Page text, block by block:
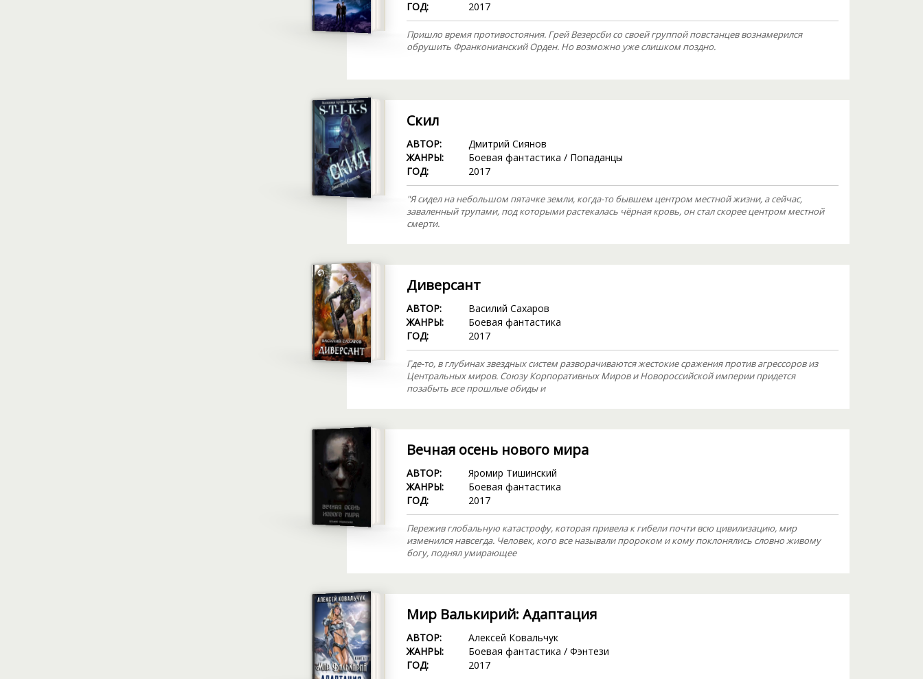
ГОД:
2017
Пришло время противостояния. Грей Везерсби со своей группой повстанцев вознамерился
обрушить Франконианский Орден. Но возможно уже слишком поздно.
Скил
АВТОР:
Дмитрий Сиянов
ЖАНРЫ:
Боевая фантастика / Попаданцы
ГОД:
2017
"Я сидел на небольшом пятачке земли, когда-то бывшем центром местной жизни, а сейчас,
заваленный трупами, под которыми растекалась чёрная кровь, он стал скорее центром местной
смерти.
Диверсант
АВТОР:
Василий Сахаров
ЖАНРЫ:
Боевая фантастика
ГОД:
2017
Где-то, в глубинах звездных систем разворачиваются жестокие сражения против агрессоров из
Центральных миров. Союзу Корпоративных Миров и Новороссийской империи придется
позабыть все прошлые обиды и
Вечная осень нового мира
АВТОР:
Яромир Тишинский
ЖАНРЫ:
Боевая фантастика
ГОД:
2017
Пережив глобальную катастрофу, которая привела к гибели почти всю цивилизацию, мир
изменился навсегда. Человек, кого все называли пророком и кому поклонялись словно живому
богу, поднял умирающее
Мир Валькирий: Адаптация
АВТОР:
Алексей Ковальчук
ЖАНРЫ:
Боевая фантастика / Фэнтези
ГОД:
2017